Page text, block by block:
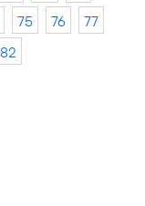
75 76
77
82